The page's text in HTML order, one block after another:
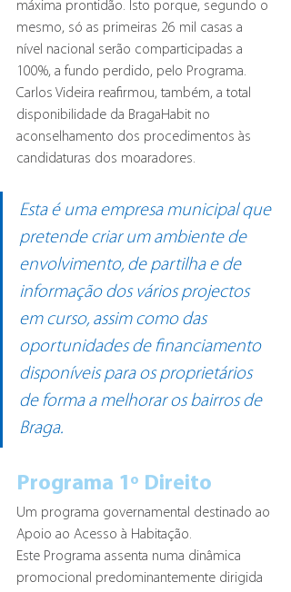
máxima prontidão. Isto porque, segundo o
mesmo, só as primeiras 26 mil casas a
nível nacional serão comparticipadas a
100%, a fundo perdido, pelo Programa.
Carlos Videira reafirmou, também, a total
disponibilidade da BragaHabit no
aconselhamento dos procedimentos às
candidaturas dos moaradores.
Esta é uma empresa municipal que
pretende criar um ambiente de
envolvimento, de partilha e de
informação dos vários projectos
em curso, assim como das
oportunidades de financiamento
disponíveis para os proprietários
de forma a melhorar os bairros de
Braga.
Programa 1º Direito
Um programa governamental destinado ao
Apoio ao Acesso à Habitação.
Este Programa assenta numa dinâmica
promocional predominantemente dirigida